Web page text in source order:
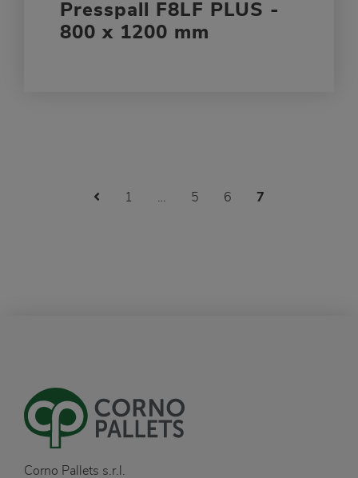
Presspall F8LF PLUS -
800 x 1200 mm
Previous Page
1 5 6 7
Corno Pallets s.r.l.